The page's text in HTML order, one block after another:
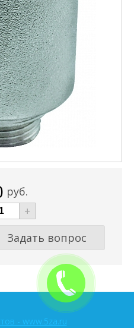
руб.
+
Задать вопрос
- www.5za.ru